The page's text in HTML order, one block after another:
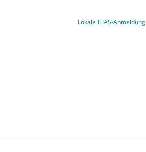
Lokale ILIAS-Anmeldung